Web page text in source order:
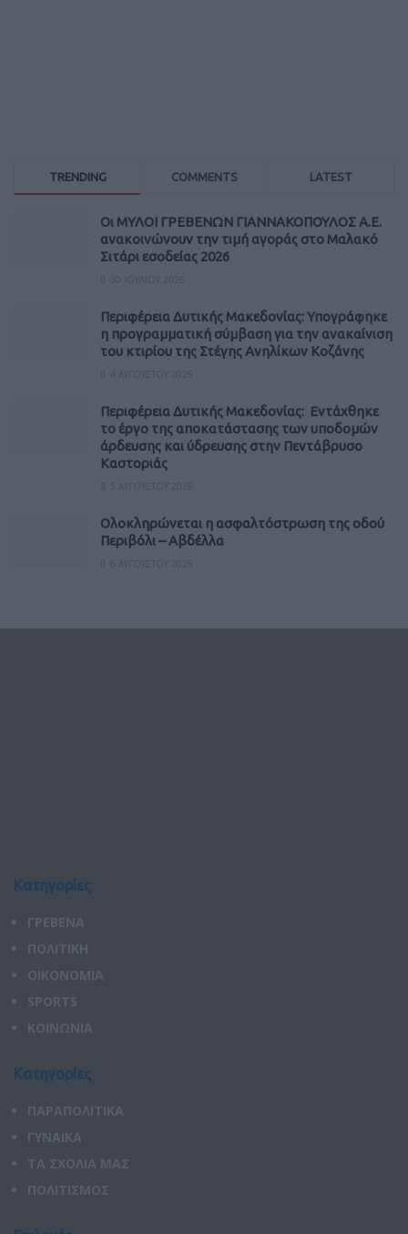
TRENDING COMMENTS LATEST
Οι ΜΥΛΟΙ ΓΡΕΒΕΝΩΝ ΓΙΑΝΝΑΚΟΠΟΥΛΟΣ Α.Ε.
ανακοινώνουν την τιμή αγοράς στο Μαλακό
Σιτάρι εσοδείας 2026
Περιφέρεια Δυτικής Μακεδονίας: Υπογράφηκε
η προγραμματική σύμβαση για την ανακαίνιση
του κτιρίου της Στέγης Ανηλίκων Κοζάνης
Περιφέρεια Δυτικής Μακεδονίας: Εντάχθηκε
το έργο της αποκατάστασης των υποδομών
άρδευσης και ύδρευσης στην Πεντάβρυσο
Καστοριάς
Ολοκληρώνεται η ασφαλτόστρωση της οδού
Περιβόλι – Αβδέλλα
Κατηγορίες
ΓΡΕΒΕΝΑ
ΠΟΛΙΤΙΚΗ
ΟΙΚΟΝΟΜΙΑ
SPORTS
ΚΟΙΝΩΝΙΑ
Κατηγορίες
ΠΑΡΑΠΟΛΙΤΙΚΑ
ΓΥΝΑΙΚΑ
ΤΑ ΣΧΟΛΙΑ ΜΑΣ
ΠΟΛΙΤΙΣΜΟΣ